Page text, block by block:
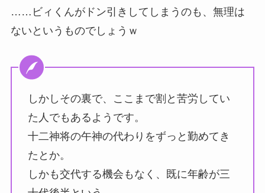
……ビィくんがドン引きしてしまうのも、無理は
ないというものでしょうｗ
しかしその裏で、ここまで割と苦労してい
た人でもあるようです。
十二神将の午神の代わりをずっと勤めてき
たとか。
しかも交代する機会もなく、既に年齢が三